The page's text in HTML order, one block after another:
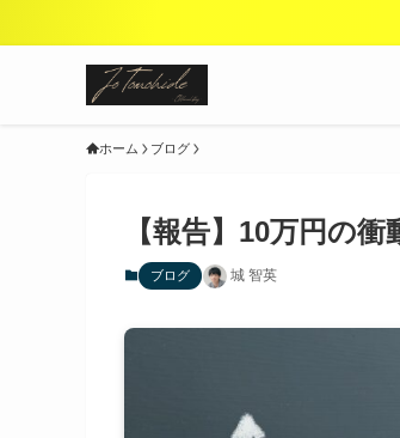
ホーム ブログ
【報告】10万円の
ブログ 城 智英